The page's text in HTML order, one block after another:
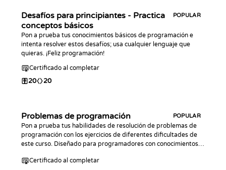
Desafíos para principiantes - Practica
conceptos básicos
POPULAR
Pon a prueba tus conocimientos básicos de programación e
intenta resolver estos desafíos; usa cualquier lenguaje que
quieras. ¡Feliz programación!
Certificado al completar
20 20
Problemas de programación POPULAR
Pon a prueba tus habilidades de resolución de problemas de
programación con los ejercicios de diferentes dificultades de
este curso. Diseñado para programadores con conocimientos
programación.
Certificado al completar